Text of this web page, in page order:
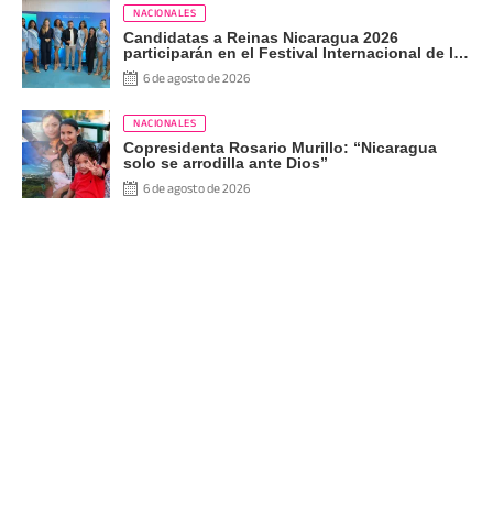
NACIONALES
Candidatas a Reinas Nicaragua 2026
participarán en el Festival Internacional de las
Artes, Cultura y Gastronomía
6 de agosto de 2026
NACIONALES
Copresidenta Rosario Murillo: “Nicaragua
solo se arrodilla ante Dios”
6 de agosto de 2026